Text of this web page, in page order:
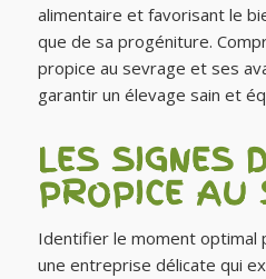
alimentaire et favorisant le
que de sa progéniture.
propice au sevrage et ses
garantir un élevage sain et
LES SIGNES
PROPICE AU
Identifier le moment optimal
une entreprise délicate qui